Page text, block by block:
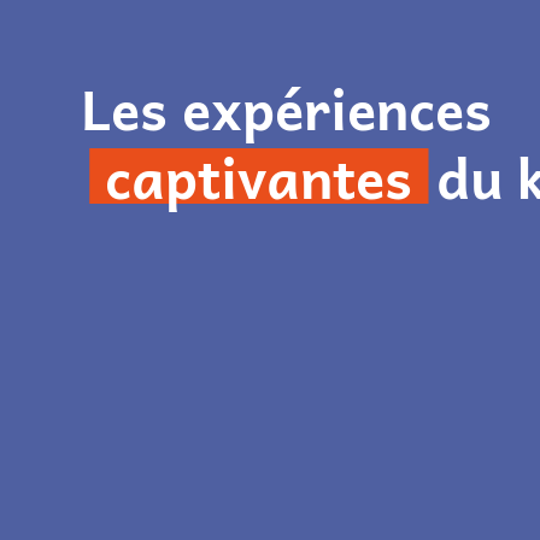
Les expériences
captivantes du